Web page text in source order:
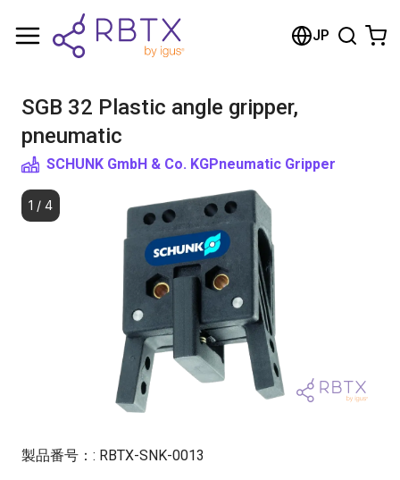
JP
SGB 32 Plastic angle gripper,
pneumatic
SCHUNK GmbH & Co. KGPneumatic Gripper
1 / 4
製品番号： : RBTX-SNK-0013
Shopping Cart
Browse the shop